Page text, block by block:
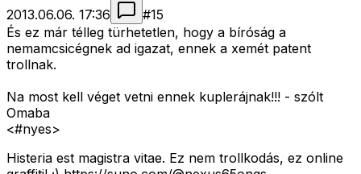
2013.06.06. 17:36 #15
És ez már télleg türhetetlen, hogy a bíróság a
nemamcsicégnek ad igazat, ennek a xemét patent
trollnak.
Na most kell véget vetni ennek kuplerájnak!!! - szólt
Omaba
<#nyes>
Histeria est magistra vitae. Ez nem trollkodás, ez online